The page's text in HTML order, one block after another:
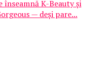
K-Beauty și
— deși pare...